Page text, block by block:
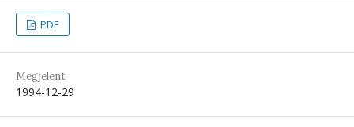
PDF
Megjelent
1994-12-29